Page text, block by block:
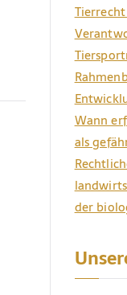
Wann
als
der